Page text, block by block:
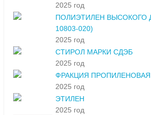
2025 год
ПОЛИЭТИЛЕН ВЫСОКОГО
10803-020)
2025 год
СТИРОЛ МАРКИ СДЭБ
2025 год
ФРАКЦИЯ ПРОПИЛЕНОВАЯ
2025 год
ЭТИЛЕН
2025 год